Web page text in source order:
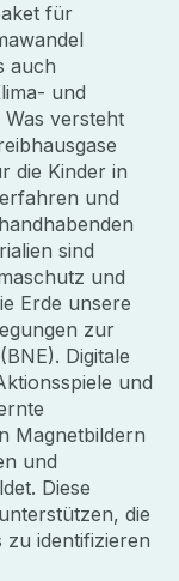
für
auch
und
versteht
die Kinder in
und
sind
und
Erde unsere
zur
Digitale
und
Magnetbildern
und
Diese
die
zu identifizieren